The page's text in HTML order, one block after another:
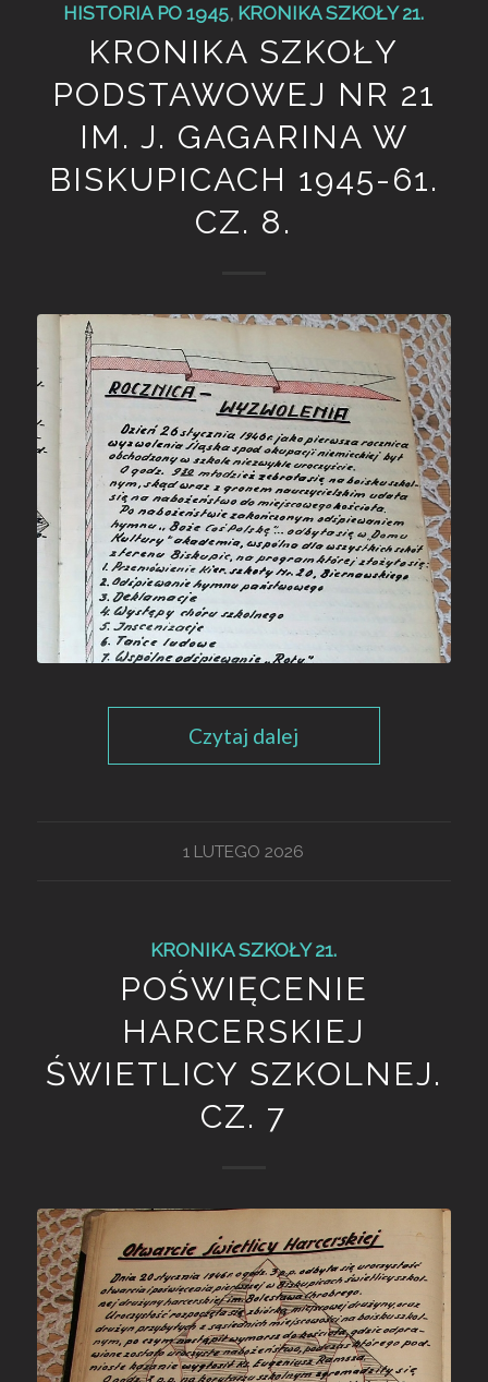
HISTORIA PO 1945, KRONIKA SZKOŁY 21.
KRONIKA SZKOŁY
PODSTAWOWEJ NR 21
IM. J. GAGARINA W
BISKUPICACH 1945-61.
CZ. 8.
Czytaj dalej
1 LUTEGO 2026
KRONIKA SZKOŁY 21.
POŚWIĘCENIE
HARCERSKIEJ
ŚWIETLICY SZKOLNEJ.
CZ. 7